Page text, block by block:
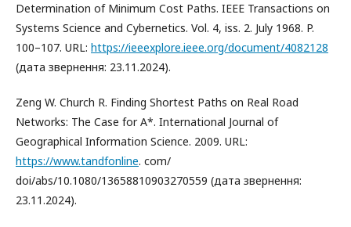
Determination of Minimum Cost Paths. IEEE Transactions on
Systems Science and Cybernetics. Vol. 4, iss. 2. July 1968. P.
100–107. URL: https://ieeexplore.ieee.org/document/4082128
(дата звернення: 23.11.2024).
Zeng W. Church R. Finding Shortest Paths on Real Road
Networks: The Case for A*. International Journal of
Geographical Information Science. 2009. URL:
https://www.tandfonline. com/
doi/abs/10.1080/13658810903270559 (дата звернення:
23.11.2024).